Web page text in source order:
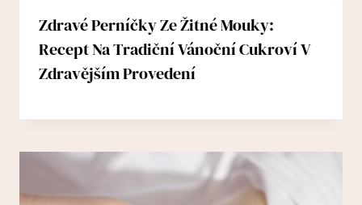
Zdravé Perníčky Ze Žitné Mouky:
Recept Na Tradiční Vánoční Cukroví V
Zdravějším Provedení